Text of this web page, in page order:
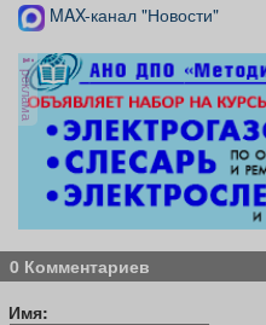
MAX-канал "Новости"
реклама
0 Комментариев
Имя: